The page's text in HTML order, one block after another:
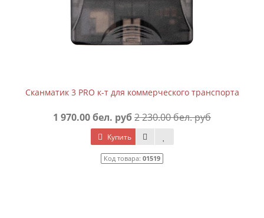
Сканматик 3 PRO к-т для коммерческого транспорта
1 970.00 бел. руб2 230.00 бел. руб
Купить
Код товара: 01519